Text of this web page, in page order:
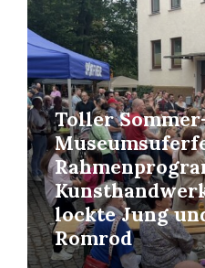
Toller
lockte Jung
Romrod
More